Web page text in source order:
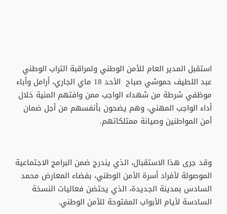
استقبل المدير العام للأمن الوطني ولمراقبة التراب الوطني
عبد اللطيف حموشي صباح الأحد 18 ماي الجاري، أرامل وأباء
موظفي شرطة من شهداء الواجب ممن وافتهم المنية خلال
أداء الواجب المهني، وهم يضحون بأنفسهم من أجل ضمان
أمن المواطنين وصيانة ممتلكاتهم.
وقد جرى هذا الاستقبال، الذي يندرج ضمن البرامج الاجتماعية
الموصولة لأفراد أسرة الأمن الوطني، بفضاء المعارض محمد
السادس بمدينة الجديدة، الذي يحتضن فعاليات النسخة
السادسة لأيام الأبواب المفتوحة للأمن الوطني.